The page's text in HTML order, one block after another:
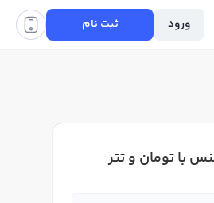
ورود ثبت نام
با تومان و تتر